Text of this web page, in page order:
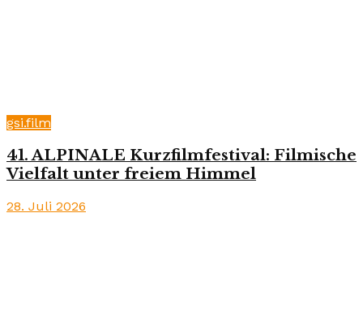
gsi.film
41. ALPINALE Kurzfilmfestival: Filmische
Vielfalt unter freiem Himmel
28. Juli 2026